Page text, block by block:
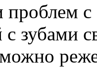
проблем
с зубами